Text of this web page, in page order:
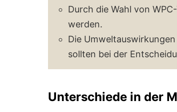
Durch die Wahl von
werden.
Die
sollten bei der
Unterschiede in der